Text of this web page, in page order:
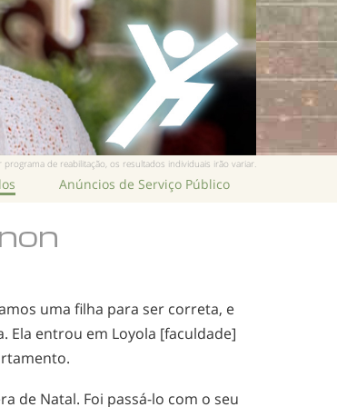
programa de reabilitação, os resultados individuais irão variar.
Anúncios de Serviço Público
uma filha para ser correta, e
Ela entrou em Loyola [faculdade]
de Natal. Foi passá-lo com o seu